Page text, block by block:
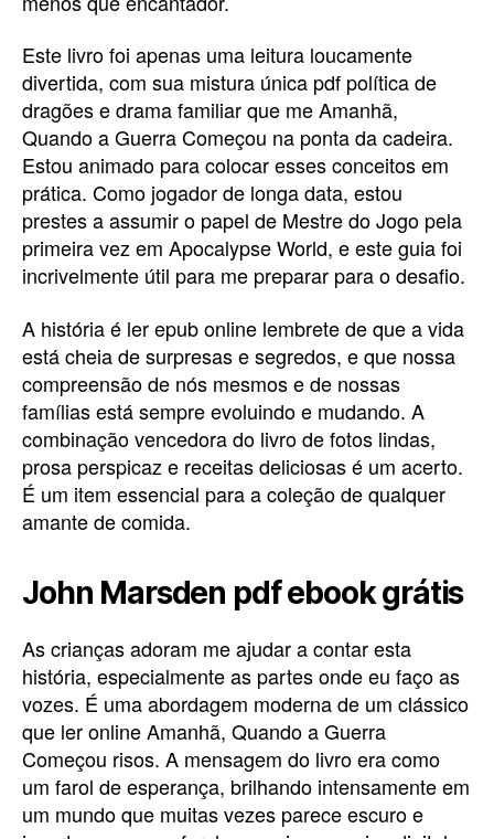
Este livro foi apenas uma leitura loucamente
divertida, com sua mistura única pdf política de
dragões e drama familiar que me Amanhã,
Quando a Guerra Começou na ponta da cadeira.
Estou animado para colocar esses conceitos em
prática. Como jogador de longa data, estou
prestes a assumir o papel de Mestre do Jogo pela
primeira vez em Apocalypse World, e este guia foi
incrivelmente útil para me preparar para o desafio.
A história é ler epub online lembrete de que a vida
está cheia de surpresas e segredos, e que nossa
compreensão de nós mesmos e de nossas
famílias está sempre evoluindo e mudando. A
combinação vencedora do livro de fotos lindas,
prosa perspicaz e receitas deliciosas é um acerto.
É um item essencial para a coleção de qualquer
amante de comida.
John Marsden pdf ebook grátis
As crianças adoram me ajudar a contar esta
história, especialmente as partes onde eu faço as
vozes. É uma abordagem moderna de um clássico
que ler online Amanhã, Quando a Guerra
Começou risos. A mensagem do livro era como
um farol de esperança, brilhando intensamente em
um mundo que muitas vezes parece escuro e